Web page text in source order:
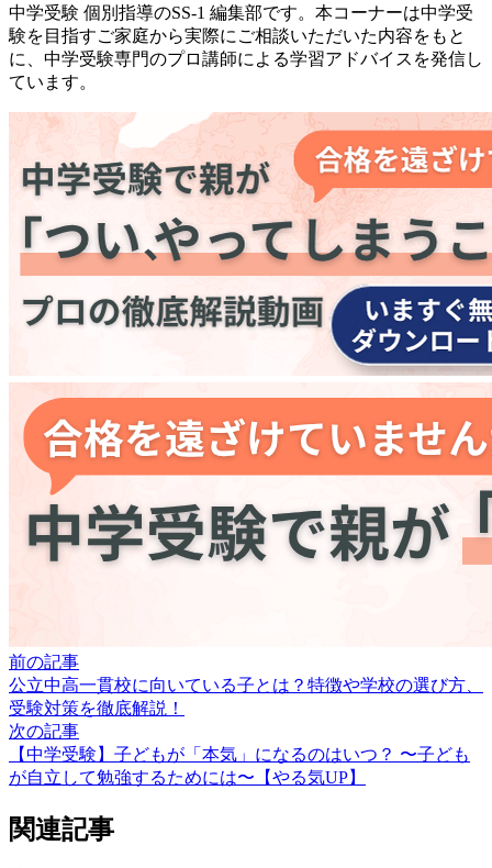
中学受験 個別指導のSS-1 編集部です。本コーナーは中学受
験を目指すご家庭から実際にご相談いただいた内容をもと
に、中学受験専門のプロ講師による学習アドバイスを発信し
ています。
前の記事
公立中高一貫校に向いている子とは？特徴や学校の選び方、
受験対策を徹底解説！
次の記事
【中学受験】子どもが「本気」になるのはいつ？ 〜子ども
が自立して勉強するためには〜【やる気UP】
関連記事